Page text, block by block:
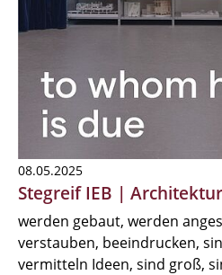
08.05.2025
Stegreif IEB |
werden gebaut, werden
verstauben, beeindrucken,
vermitteln Ideen, sind groß,